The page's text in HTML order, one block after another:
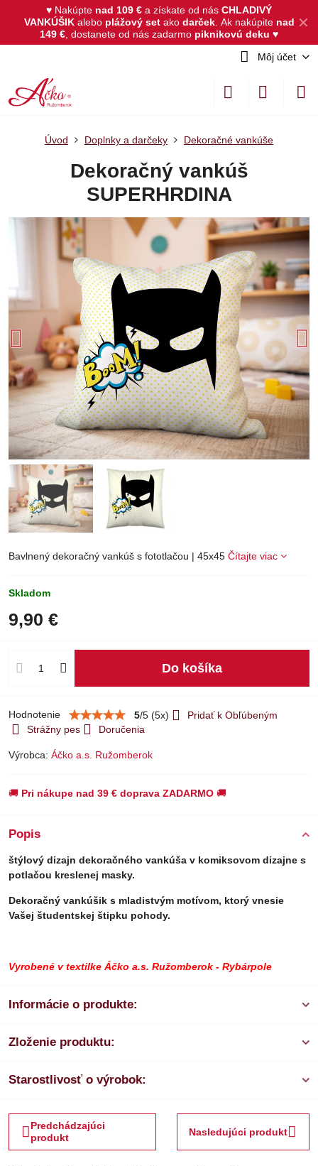
✕
♥ Nakúpte nad 109 € a získate od nás CHLADIVÝ
VANKÚŠIKalebo plážový set akodarček. Ak nakúpite nad
149 € , dostanete od nás zadarmo piknikovú deku ♥
Môj účet
Úvod Doplnky a darčeky Dekoračné vankúše
Dekoračný vankúš
SUPERHRDINA
Bavlnený dekoračný vankúš s fototlačou | 45x45 Čítajte viac
Skladom
9,90 €
Do košíka
Hodnotenie 5/5 (5x)
Pridať k Obľúbeným
Strážny pes
Doručenia
Výrobca: Áčko a.s. Ružomberok
🚚 Pri nákupe nad 39 € doprava ZADARMO 🚚
Popis
štýlový dizajn dekoračného vankúša v komiksovom dizajne s
potlačou kreslenej masky.
Dekoračný vankúšik s mladistvým motívom, ktorý vnesie
Vašej študentskej štipku pohody.
Vyrobené v textilke Áčko a.s. Ružomberok - Rybárpole
Informácie o produkte:
Zloženie produktu:
Starostlivosť o výrobok:
Predchádzajúci
produkt
Nasledujúci produkt